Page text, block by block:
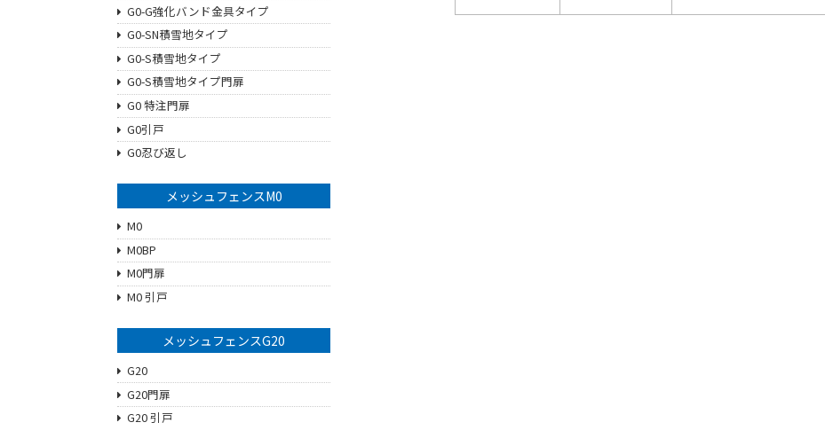
G0-G強化バンド金具タイプ
G0-SN積雪地タイプ
G0-S積雪地タイプ
G0-S積雪地タイプ門扉
G0 特注門扉
G0引戸
G0忍び返し
メッシュフェンスM0
M0
M0BP
M0門扉
M0 引戸
メッシュフェンスG20
G20
G20門扉
G20 引戸